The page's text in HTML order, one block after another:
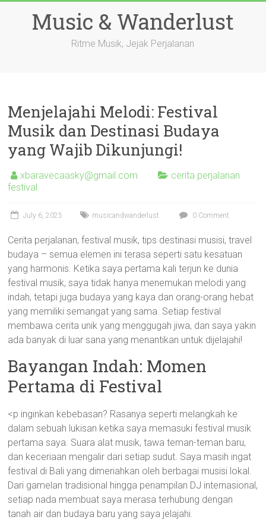
Music & Wanderlust
Ritme Musik, Jejak Perjalanan
Menjelajahi Melodi: Festival
Musik dan Destinasi Budaya
yang Wajib Dikunjungi!
xbaravecaasky@gmail.com
cerita perjalanan
festival
July 6, 2025 musicandwanderlust 0 Comment
Cerita perjalanan, festival musik, tips destinasi musisi, travel
budaya – semua elemen ini terasa seperti satu kesatuan
yang harmonis. Ketika saya pertama kali terjun ke dunia
festival musik, saya tidak hanya menemukan melodi yang
indah, tetapi juga budaya yang kaya dan orang-orang hebat
yang memiliki semangat yang sama. Setiap festival
membawa cerita unik yang menggugah jiwa, dan saya yakin
ada banyak di luar sana yang menantikan untuk dijelajahi!
Bayangan Indah: Momen
Pertama di Festival
<p inginkan kebebasan? Rasanya seperti melangkah ke
dalam sebuah lukisan ketika saya memasuki festival musik
pertama saya. Suara alat musik, tawa teman-teman baru,
dan keceriaan mengalir dari setiap sudut. Saya masih ingat
festival di Bali yang dimeriahkan oleh berbagai musisi lokal.
Dari gamelan tradisional hingga penampilan DJ internasional,
setiap nada membuat saya merasa terhubung dengan
tanah air dan budaya baru yang saya jelajahi.